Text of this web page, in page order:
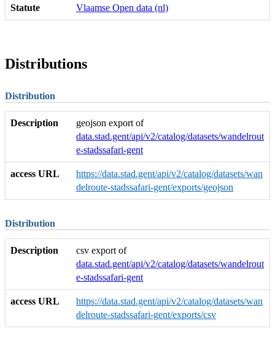
Statute Vlaamse Open data (nl)
Distributions
Distribution
Description
geojson export of
data.stad.gent/api/v2/catalog/datasets/wandelrout
e-stadssafari-gent
access URL
https://data.stad.gent/api/v2/catalog/datasets/wan
delroute-stadssafari-gent/exports/geojson
Distribution
Description
csv export of
data.stad.gent/api/v2/catalog/datasets/wandelrout
e-stadssafari-gent
access URL
https://data.stad.gent/api/v2/catalog/datasets/wan
delroute-stadssafari-gent/exports/csv